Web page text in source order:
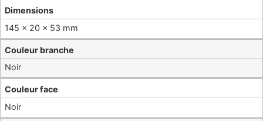
Dimensions
145 × 20 × 53 mm
Couleur branche
Noir
Couleur face
Noir